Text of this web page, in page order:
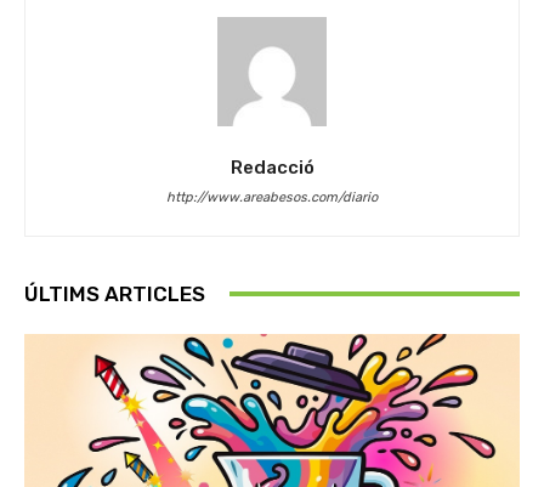
Redacció
http://www.areabesos.com/diario
ÚLTIMS ARTICLES